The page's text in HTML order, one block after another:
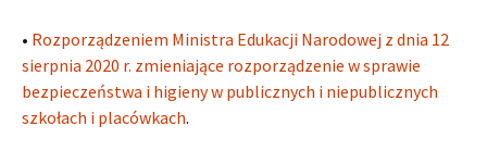
• Rozporządzeniem Ministra Edukacji Narodowej z dnia 12
sierpnia 2020 r. zmieniające rozporządzenie w sprawie
bezpieczeństwa i higieny w publicznych i niepublicznych
szkołach i placówkach.